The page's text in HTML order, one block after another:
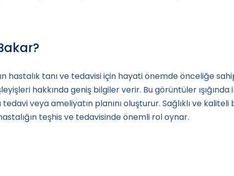
hastalık tanı ve tedavisi için hayati önemde önceliğe
hakkında geniş bilgiler verir. Bu görüntüler ışığında
veya ameliyatın planını oluşturur. Sağlıklı ve
teşhis ve tedavisinde önemli rol oynar.